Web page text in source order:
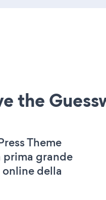
the
Theme
prima grande
della